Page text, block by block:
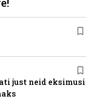
just neid eksimusi